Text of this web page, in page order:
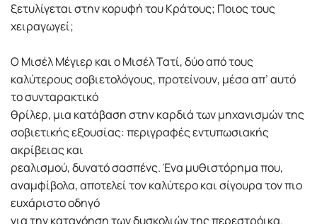
ξετυλίγεται στην κορυφή του Κράτους; Ποιος τους
χειραγωγεί;
Ο Μισέλ Μέγιερ και ο Μισέλ Τατί, δύο από τους
καλύτερους σοβιετολόγους, προτείνουν, μέσα απ’ αυτό
το συνταρακτικό
θρίλερ, μια κατάβαση στην καρδιά των μηχανισμών της
σοβιετικής εξουσίας: περιγραφές εντυπωσιακής
ακρίβειας και
ρεαλισμού, δυνατό σασπένς. Ένα μυθιστόρημα που,
αναμφίβολα, αποτελεί τον καλύτερο και σίγουρα τον πιο
ευχάριστο οδηγό
για την κατανόηση των δυσκολιών της περεστρόικα.